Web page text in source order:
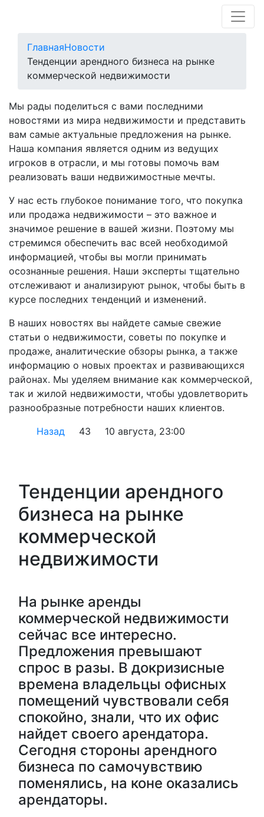
ГлавнаяНовости
Тенденции арендного бизнеса на рынке
коммерческой недвижимости
Мы рады поделиться с вами последними
новостями из мира недвижимости и представить
вам самые актуальные предложения на рынке.
Наша компания является одним из ведущих
игроков в отрасли, и мы готовы помочь вам
реализовать ваши недвижимостные мечты.
У нас есть глубокое понимание того, что покупка
или продажа недвижимости – это важное и
значимое решение в вашей жизни. Поэтому мы
стремимся обеспечить вас всей необходимой
информацией, чтобы вы могли принимать
осознанные решения. Наши эксперты тщательно
отслеживают и анализируют рынок, чтобы быть в
курсе последних тенденций и изменений.
В наших новостях вы найдете самые свежие
статьи о недвижимости, советы по покупке и
продаже, аналитические обзоры рынка, а также
информацию о новых проектах и развивающихся
районах. Мы уделяем внимание как коммерческой,
так и жилой недвижимости, чтобы удовлетворить
разнообразные потребности наших клиентов.
Назад
43 10 августа, 23:00
Тенденции арендного
бизнеса на рынке
коммерческой
недвижимости
На рынке аренды
коммерческой недвижимости
сейчас все интересно.
Предложения превышают
спрос в разы. В докризисные
времена владельцы офисных
помещений чувствовали себя
спокойно, знали, что их офис
найдет своего арендатора.
Сегодня стороны арендного
бизнеса по самочувствию
поменялись, на коне оказались
арендаторы.